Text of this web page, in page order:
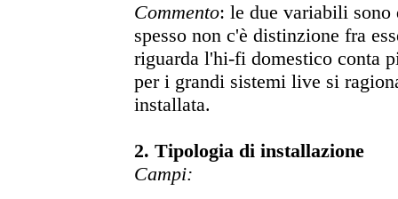
Commento: le due variabili sono
spesso non c'è distinzione fra
riguarda l'hi-fi domestico conta
per i grandi sistemi live si
installata.
2. Tipologia di installazione
Campi: